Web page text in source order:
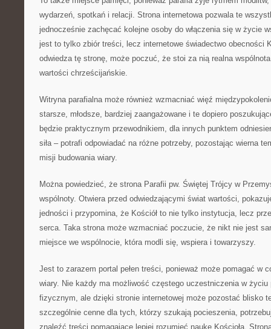
wydarzeń, spotkań i relacji. Strona internetowa pozwala te
jednocześnie zachęcać kolejne osoby do włączenia się w życie
jest to tylko zbiór treści, lecz internetowe świadectwo obecności
odwiedza tę stronę, może poczuć, że stoi za nią realna
wartości chrześcijańskie.
Witryna parafialna może również wzmacniać więź
starsze, młodsze, bardziej zaangażowane i te dopiero
będzie praktycznym przewodnikiem, dla innych punktem
siła – potrafi odpowiadać na różne potrzeby, pozostając wierna
misji budowania wiary.
Można powiedzieć, że strona Parafii pw. Świętej Trójcy w
wspólnoty. Otwiera przed odwiedzającymi świat wartości,
jedności i przypomina, że Kościół to nie tylko instytucja, lecz
serca. Taka strona może wzmacniać poczucie, że nikt nie jest
miejsce we wspólnocie, która modli się, wspiera i towarzyszy.
Jest to zarazem portal pełen treści, ponieważ może pomagać w
wiary. Nie każdy ma możliwość częstego uczestniczenia w życiu
fizycznym, ale dzięki stronie internetowej może pozostać blisko
szczególnie cenne dla tych, którzy szukają pocieszenia,
znaleźć treści pomagające lepiej rozumieć naukę Kościoła.